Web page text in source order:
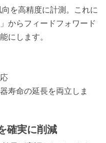
を高精度に計測。これに
からフィードフォワード
にします。
寿命の延長を両立しま
確実に削減